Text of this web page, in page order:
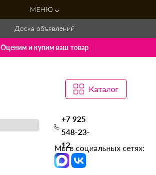
МЕНЮ
Доска объявлений
Оценим и купим ваш товар
Каталог
+7 925
548-23-
12
Мы в социальных сетях: